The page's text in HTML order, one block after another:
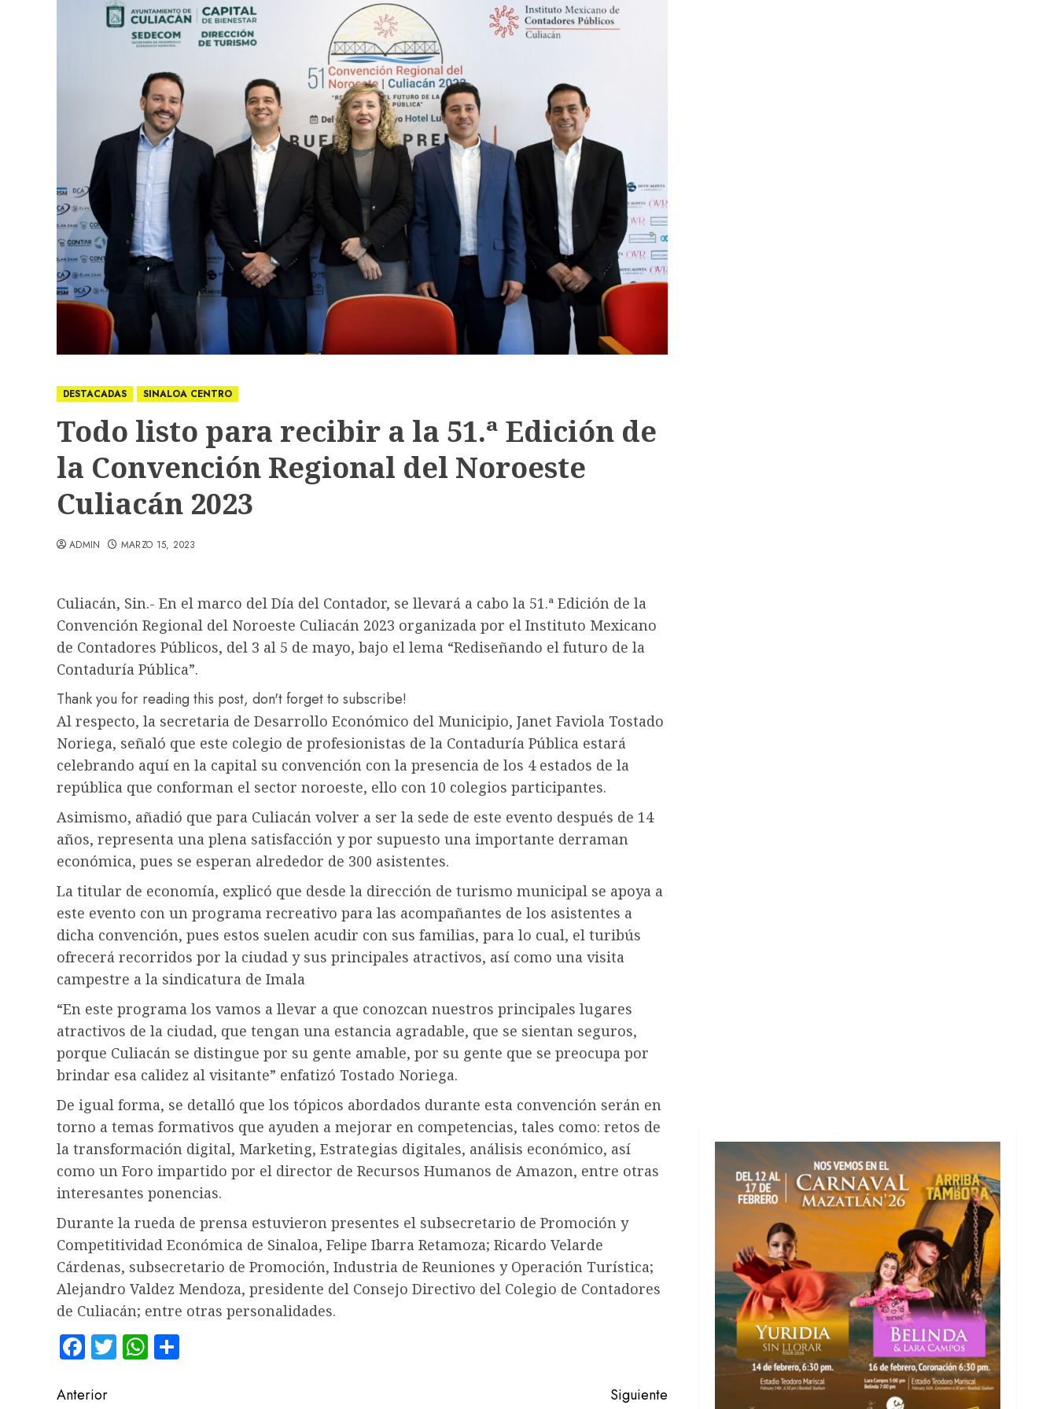
DESTACADAS SINALOA CENTRO
Todo listo para recibir a la 51.ª Edición de
la Convención Regional del Noroeste
Culiacán 2023
ADMIN MARZO 15, 2023
Culiacán, Sin.- En el marco del Día del Contador, se llevará a cabo la 51.ª Edición de la
Convención Regional del Noroeste Culiacán 2023 organizada por el Instituto Mexicano
de Contadores Públicos, del 3 al 5 de mayo, bajo el lema “Rediseñando el futuro de la
Contaduría Pública”.
Thank you for reading this post, don't forget to subscribe!
Al respecto, la secretaria de Desarrollo Económico del Municipio, Janet Faviola Tostado
Noriega, señaló que este colegio de profesionistas de la Contaduría Pública estará
celebrando aquí en la capital su convención con la presencia de los 4 estados de la
república que conforman el sector noroeste, ello con 10 colegios participantes.
Asimismo, añadió que para Culiacán volver a ser la sede de este evento después de 14
años, representa una plena satisfacción y por supuesto una importante derraman
económica, pues se esperan alrededor de 300 asistentes.
La titular de economía, explicó que desde la dirección de turismo municipal se apoya a
este evento con un programa recreativo para las acompañantes de los asistentes a
dicha convención, pues estos suelen acudir con sus familias, para lo cual, el turibús
ofrecerá recorridos por la ciudad y sus principales atractivos, así como una visita
campestre a la sindicatura de Imala
“En este programa los vamos a llevar a que conozcan nuestros principales lugares
atractivos de la ciudad, que tengan una estancia agradable, que se sientan seguros,
porque Culiacán se distingue por su gente amable, por su gente que se preocupa por
brindar esa calidez al visitante” enfatizó Tostado Noriega.
De igual forma, se detalló que los tópicos abordados durante esta convención serán en
torno a temas formativos que ayuden a mejorar en competencias, tales como: retos de
la transformación digital, Marketing, Estrategias digitales, análisis económico, así
como un Foro impartido por el director de Recursos Humanos de Amazon, entre otras
interesantes ponencias.
Durante la rueda de prensa estuvieron presentes el subsecretario de Promoción y
Competitividad Económica de Sinaloa, Felipe Ibarra Retamoza; Ricardo Velarde
Cárdenas, subsecretario de Promoción, Industria de Reuniones y Operación Turística;
Alejandro Valdez Mendoza, presidente del Consejo Directivo del Colegio de Contadores
de Culiacán; entre otras personalidades.
Facebook
TwitterWhatsApp
Navegación
Anterior Siguiente